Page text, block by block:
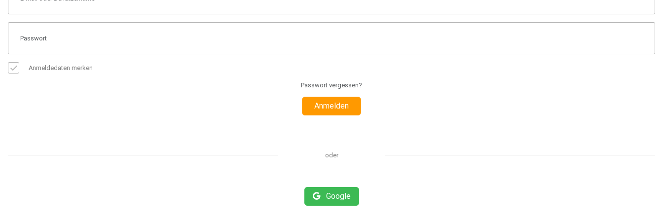
Anmeldedaten merken
Passwort vergessen?
Anmelden
oder
Google